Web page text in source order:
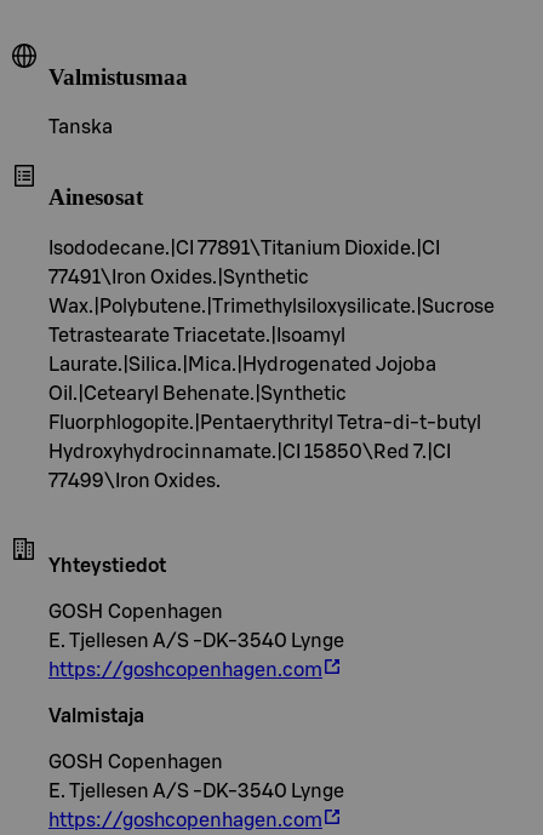
Valmistusmaa
Tanska
Ainesosat
Isododecane.|CI 77891\Titanium Dioxide.|CI
77491\Iron Oxides.|Synthetic
Wax.|Polybutene.|Trimethylsiloxysilicate.|Sucrose
Tetrastearate Triacetate.|Isoamyl
Laurate.|Silica.|Mica.|Hydrogenated Jojoba
Oil.|Cetearyl Behenate.|Synthetic
Fluorphlogopite.|Pentaerythrityl Tetra-di-t-butyl
Hydroxyhydrocinnamate.|CI 15850\Red 7.|CI
77499\Iron Oxides.
Yhteystiedot
GOSH Copenhagen
E. Tjellesen A/S -DK-3540 Lynge
https://goshcopenhagen.com
Valmistaja
GOSH Copenhagen
E. Tjellesen A/S -DK-3540 Lynge
https://goshcopenhagen.com